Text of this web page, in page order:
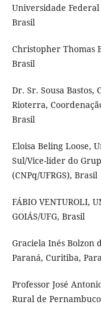
Universidade
Brasil
Christopher Thomas
Brasil
Dr. Sr. Sousa Bastos,
Rioterra,
Brasil
Eloisa Beling Loose,
Sul/Vice-líder do
(CNPq/UFRGS), Brasil
FÁBIO VENTUROLI,
GOIÁS/UFG, Brasil
Graciela Inés Bolzon
Paraná, Curitiba,
Professor José
Rural de